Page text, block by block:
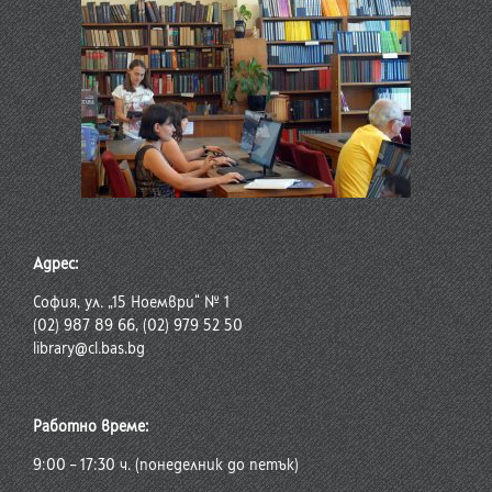
Адрес:
София, ул. „15 Ноември“ № 1
(02) 987 89 66, (02) 979 52 50
library@cl.bas.bg
Работно време:
9:00 – 17:30 ч. (понеделник до петък)